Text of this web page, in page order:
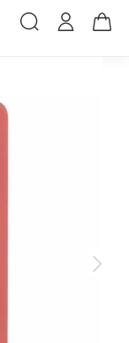
Pro 4G /